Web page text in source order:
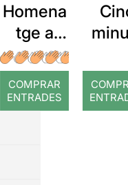
Homena
tge a
Williams
i Zimmer
COMPRAR
ENTRADES